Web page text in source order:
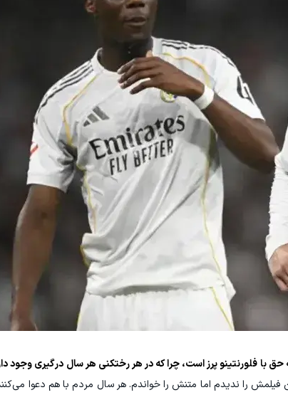
حق با فلورنتینو پرز است، چرا که در هر رختکنی هر سال درگیری وجود
را ندیدم اما متنش را خواندم. هر سال مردم با هم دعوا